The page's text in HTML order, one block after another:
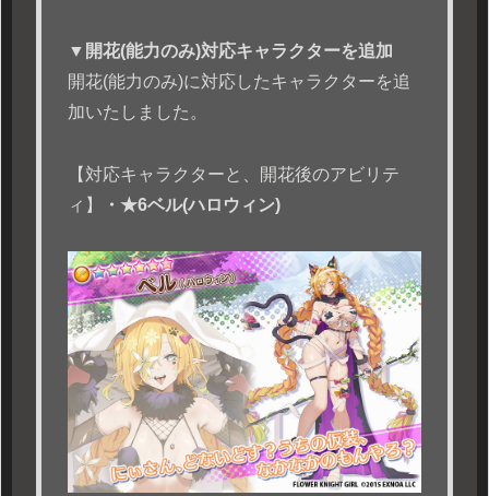
▼開花(能力のみ)対応キャラクターを追加
開花(能力のみ)に対応したキャラクターを追
加いたしました。
【対応キャラクターと、開花後のアビリテ
ィ】
・★6ベル(ハロウィン)